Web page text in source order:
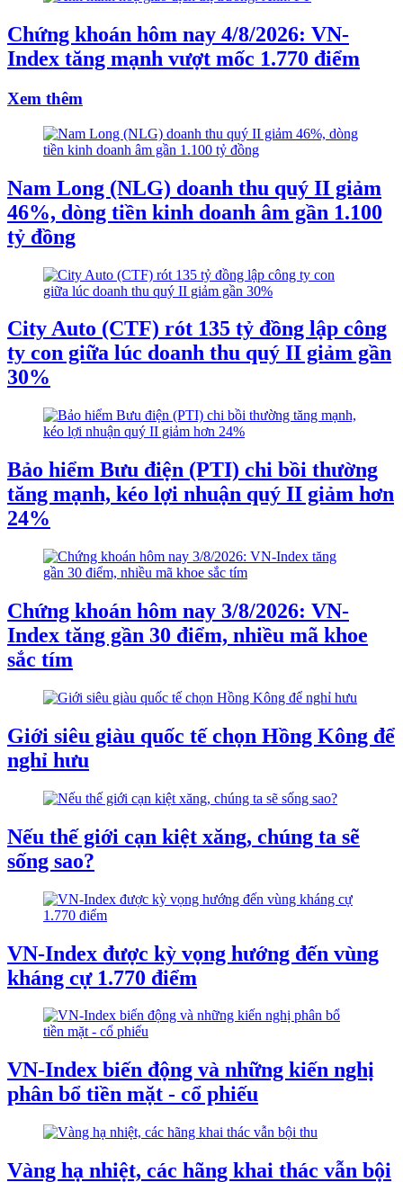
Chứng khoán hôm nay 4/8/2026: VN-
Index tăng mạnh vượt mốc 1.770 điểm
Xem thêm
Nam Long (NLG) doanh thu quý II giảm
46%, dòng tiền kinh doanh âm gần 1.100
tỷ đồng
City Auto (CTF) rót 135 tỷ đồng lập công
ty con giữa lúc doanh thu quý II giảm gần
30%
Bảo hiểm Bưu điện (PTI) chi bồi thường
tăng mạnh, kéo lợi nhuận quý II giảm hơn
24%
Chứng khoán hôm nay 3/8/2026: VN-
Index tăng gần 30 điểm, nhiều mã khoe
sắc tím
Giới siêu giàu quốc tế chọn Hồng Kông để
nghỉ hưu
Nếu thế giới cạn kiệt xăng, chúng ta sẽ
sống sao?
VN-Index được kỳ vọng hướng đến vùng
kháng cự 1.770 điểm
VN-Index biến động và những kiến nghị
phân bổ tiền mặt - cổ phiếu
Vàng hạ nhiệt, các hãng khai thác vẫn bội